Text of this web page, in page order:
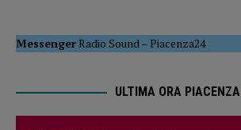
MessengerRadio Sound–Piacenza24
ULTIMA ORA PIACENZA